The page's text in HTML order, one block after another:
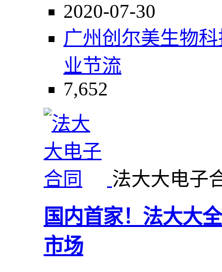
2020-07-30
广州创尔美生物
业节流
7,652
法大大电子
国内首家！法大大
市场